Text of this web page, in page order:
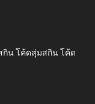
กิน โค้ดสุ่มสกิน โค้ด